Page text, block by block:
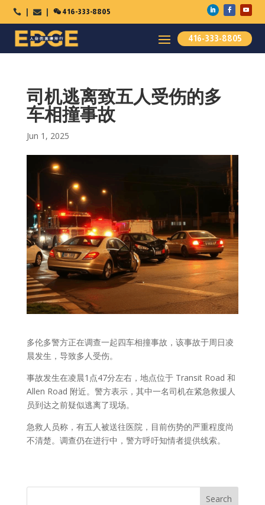
   416-333-8805
416-333-8805
司机逃离致五人受伤的多
车相撞事故
Jun 1, 2025
多伦多警方正在调查一起四车相撞事故，该事故于周日凌
晨发生，导致多人受伤。
事故发生在凌晨1点47分左右，地点位于 Transit Road 和
Allen Road 附近。警方表示，其中一名司机在紧急救援人
员到达之前疑似逃离了现场。
急救人员称，有五人被送往医院，目前伤势的严重程度尚
不清楚。调查仍在进行中，警方呼吁知情者提供线索。
Search